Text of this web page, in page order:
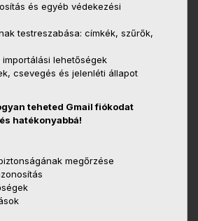
és egyéb védekezési
testreszabása: címkék, szűrők,
lehetőségek
csevegés és jelenléti állapot
teheted Gmail fiókodat
hatékonyabbá!
megőrzése